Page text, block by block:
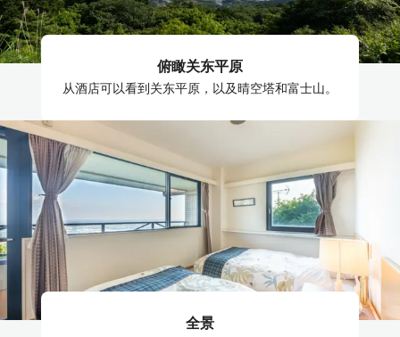
俯瞰关东平原
从酒店可以看到关东平原，以及晴空塔和富士山。
全景